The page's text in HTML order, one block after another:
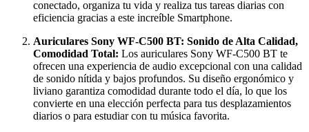
conectado, organiza tu vida y realiza tus tareas diarias con
eficiencia gracias a este increíble Smartphone.
Auriculares Sony WF-C500 BT: Sonido de Alta Calidad,
Comodidad Total: Los auriculares Sony WF-C500 BT te
ofrecen una experiencia de audio excepcional con una calidad
de sonido nítida y bajos profundos. Su diseño ergonómico y
liviano garantiza comodidad durante todo el día, lo que los
convierte en una elección perfecta para tus desplazamientos
diarios o para estudiar con tu música favorita.